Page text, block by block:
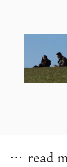
… read